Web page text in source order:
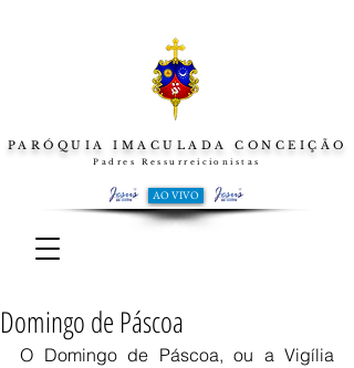
AO VIVO
PARÓQUIA IMACULADA CONCEIÇÃO
Padres Ressurreicionistas
Domingo de Páscoa
O Domingo de Páscoa, ou a Vigília